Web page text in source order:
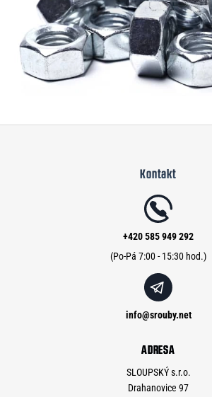
Kontakt
info@srouby.net
+420 585 949 292
ADRESA
SLOUPSKÝ s.r.o.
Drahanovice 97